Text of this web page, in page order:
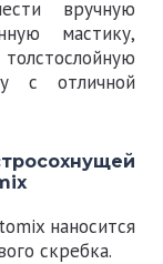
вручную
мастику,
с отличной
наносится
скребка.